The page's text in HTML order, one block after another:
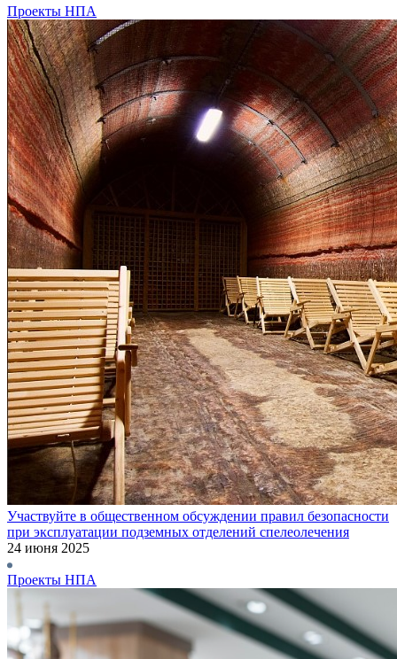
Проекты НПА
Участвуйте в общественном обсуждении правил безопасности
при эксплуатации подземных отделений спелеолечения
24 июня 2025
Проекты НПА